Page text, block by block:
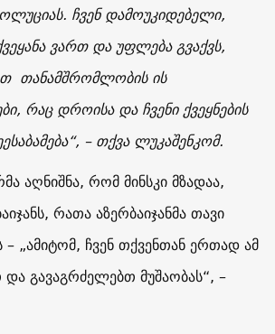
ჩვენ დამოუკიდებელი,
ვართ და უფლება გვაქვს,
თანამშრომლობის ის
რაც დროისა და ჩვენი ქვეყნების
– თქვა ლუკაშენკომ.
აღნიშნა, რომ მინსკი მზადაა,
რათა აზერბაიჯანმა თავი
„ამიტომ, ჩვენ თქვენთან ერთად ამ
გავაგრძელებთ მუშაობას“, –